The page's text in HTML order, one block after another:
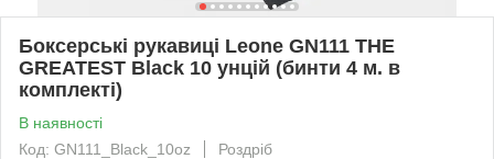
Боксерські рукавиці Leone GN111 THE
GREATEST Black 10 унцій (бинти 4 м. в
комплекті)
В наявності
Код: GN111_Black_10oz
Роздріб